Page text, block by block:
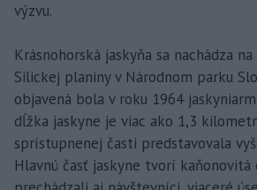
výzvu.
Krásnohorská jaskyňa sa nachádza
Silickej planiny v Národnom parku
objavená bola v roku 1964
dĺžka jaskyne je viac ako 1,3
sprístupnenej časti predstavovala
Hlavnú časť jaskyne tvorí kaňonovitá